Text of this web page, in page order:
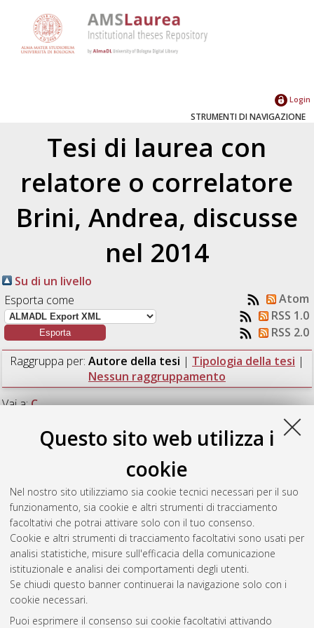
Questo sito web utilizza i
cookie
Nel nostro sito utilizziamo sia cookie tecnici necessari per il suo
funzionamento, sia cookie e altri strumenti di tracciamento
facoltativi che potrai attivare solo con il tuo consenso.
Cookie e altri strumenti di tracciamento facoltativi sono usati per
analisi statistiche, misure sull'efficacia della comunicazione
istituzionale e analisi dei comportamenti degli utenti.
Se chiudi questo banner continuerai la navigazione solo con i
cookie necessari.
Puoi esprimere il consenso sui cookie facoltativi attivando
Login
STRUMENTI DI NAVIGAZIONE
Tesi di laurea con
relatore o correlatore
Brini, Andrea, discusse
nel 2014
Su di un livello
Esporta come
Atom
RSS 1.0
RSS 2.0
Raggruppa per: Autore della tesi | Tipologia della tesi |
Nessun raggruppamento
Vai a:C
Numero di documenti:1.
Cattarina, Giovanni(2014)Funzioni di Schur, jeu de Tacquin
e regola di Littlewood-Richardson.[Laurea], Università di
Bologna, Corso di Studio inMatematica [L-DM270]
Questa lista e' stata generata ilFri Aug 7 06:53:25 2026 CEST
Atom